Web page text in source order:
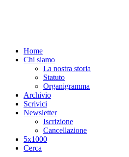
Home
Chi siamo
La nostra storia
Statuto
Organigramma
Archivio
Scrivici
Newsletter
Iscrizione
Cancellazione
5x1000
Cerca